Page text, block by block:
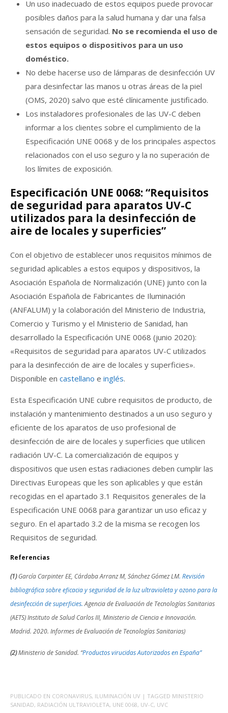
Un uso inadecuado de estos equipos puede provocar
posibles daños para la salud humana y dar una falsa
sensación de seguridad. No se recomienda el uso de
estos equipos o dispositivos para un uso
doméstico.
No debe hacerse uso de lámparas de desinfección UV
para desinfectar las manos u otras áreas de la piel
(OMS, 2020) salvo que esté clínicamente justificado.
Los instaladores profesionales de las UV-C deben
informar a los clientes sobre el cumplimiento de la
Especificación UNE 0068 y de los principales aspectos
relacionados con el uso seguro y la no superación de
los límites de exposición.
Especificación UNE 0068: “Requisitos
de seguridad para aparatos UV-C
utilizados para la desinfección de
aire de locales y superficies”
Con el objetivo de establecer unos requisitos mínimos de
seguridad aplicables a estos equipos y dispositivos, la
Asociación Española de Normalización (UNE) junto con la
Asociación Española de Fabricantes de Iluminación
(ANFALUM) y la colaboración del Ministerio de Industria,
Comercio y Turismo y el Ministerio de Sanidad, han
desarrollado la Especificación UNE 0068 (junio 2020):
«Requisitos de seguridad para aparatos UV-C utilizados
para la desinfección de aire de locales y superficies».
Disponible en castellano e inglés.
Esta Especificación UNE cubre requisitos de producto, de
instalación y mantenimiento destinados a un uso seguro y
eficiente de los aparatos de uso profesional de
desinfección de aire de locales y superficies que utilicen
radiación UV-C. La comercialización de equipos y
dispositivos que usen estas radiaciones deben cumplir las
Directivas Europeas que les son aplicables y que están
recogidas en el apartado 3.1 Requisitos generales de la
Especificación UNE 0068 para garantizar un uso eficaz y
seguro. En el apartado 3.2 de la misma se recogen los
Requisitos de seguridad.
Referencias
(1)García Carpinter EE, Cárdaba Arranz M, Sánchez Gómez LM. Revisión
bibliográfica sobre eficacia y seguridad de la luz ultravioleta y ozono para la
desinfección de superficies.Agencia de Evaluación de Tecnologías Sanitarias
(AETS) Instituto de Salud Carlos III, Ministerio de Ciencia e Innovación.
Madrid. 2020. Informes de Evaluación de Tecnologías Sanitarias)
(2)Ministerio de Sanidad. “Productos virucidas Autorizados en España”
PUBLICADO EN CORONAVIRUS, ILUMINACIÓN UV | TAGGED MINISTERIO
SANIDAD, RADIACIÓN ULTRAVIOLETA, UNE 0068, UV-C, UVC